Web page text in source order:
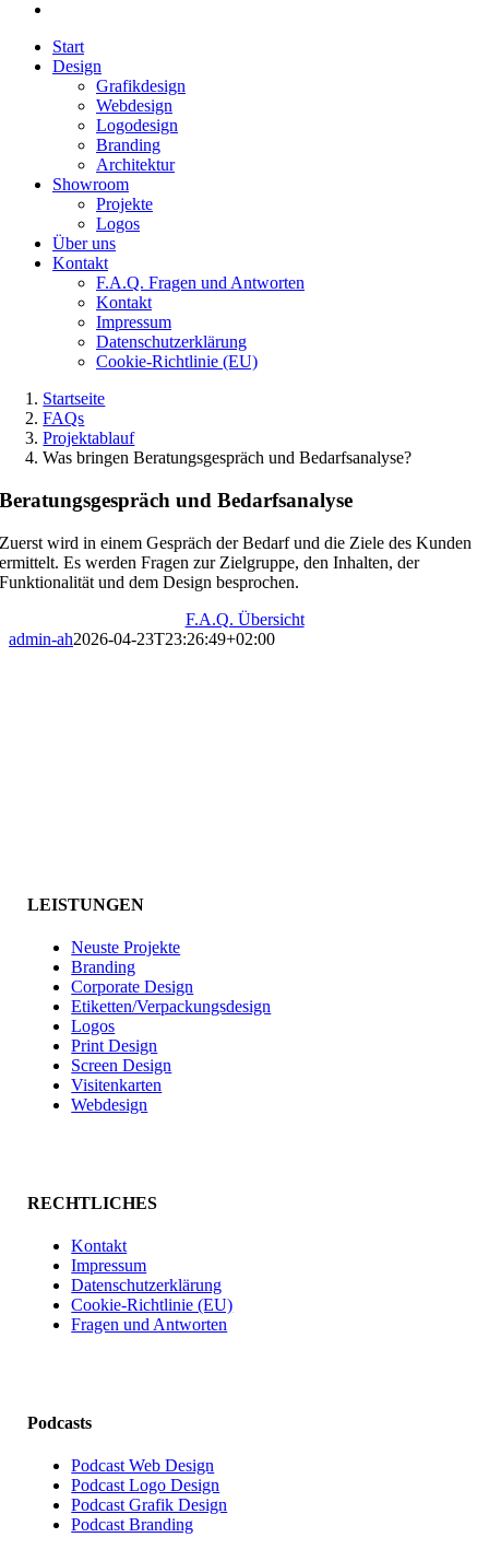
Start
Design
Grafikdesign
Webdesign
Logodesign
Branding
Architektur
Showroom
Projekte
Logos
Über uns
Kontakt
F.A.Q. Fragen und Antworten
Kontakt
Impressum
Datenschutzerklärung
Cookie-Richtlinie (EU)
Startseite
FAQs
Projektablauf
Was bringen Beratungsgespräch und Bedarfsanalyse?
Beratungsgespräch und Bedarfsanalyse
Zuerst wird in einem Gespräch der Bedarf und die Ziele des Kunden
ermittelt. Es werden Fragen zur Zielgruppe, den Inhalten, der
Funktionalität und dem Design besprochen.
F.A.Q. Übersicht
admin-ah2026-04-23T23:26:49+02:00
LEISTUNGEN
Neuste Projekte
Branding
Corporate Design
Etiketten/Verpackungsdesign
Logos
Print Design
Screen Design
Visitenkarten
Webdesign
RECHTLICHES
Kontakt
Impressum
Datenschutzerklärung
Cookie-Richtlinie (EU)
Fragen und Antworten
Podcasts
Podcast Web Design
Podcast Logo Design
Podcast Grafik Design
Podcast Branding